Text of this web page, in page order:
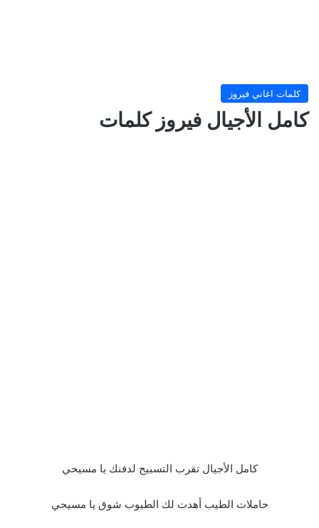
كلمات اغاني فيروز
كامل الأجيال فيروز كلمات
كامل الأجيال تقرب التسبيح لدفنك يا مسيحي
حاملات الطيب أهدت لك الطيوب شوق يا مسيحي